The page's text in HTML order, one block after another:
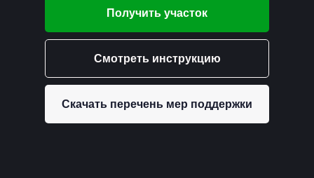
Смотреть инструкцию
Получить участок
Скачать перечень мер поддержки